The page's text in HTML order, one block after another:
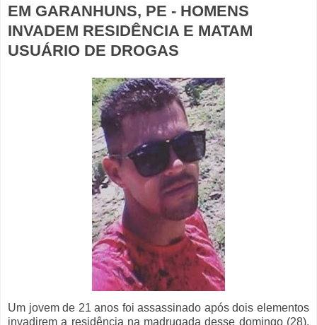
EM GARANHUNS, PE - HOMENS
INVADEM RESIDÊNCIA E MATAM
USUÁRIO DE DROGAS
Um jovem de 21 anos foi assassinado após dois elementos
invadirem a residência na madrugada desse domingo (28),